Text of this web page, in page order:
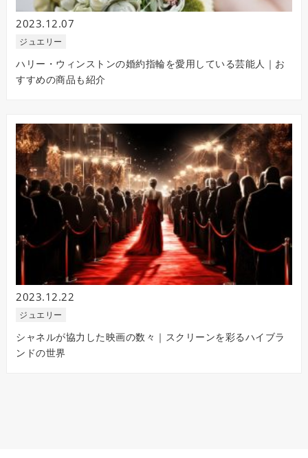
2023.12.07
ジュエリー
ハリー・ウィンストンの婚約指輪を愛用している芸能人｜お
すすめの商品も紹介
2023.12.22
ジュエリー
シャネルが協力した映画の数々｜スクリーンを彩るハイブラ
ンドの世界